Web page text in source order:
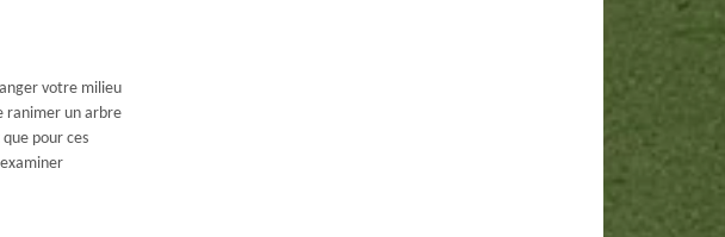
votre milieu
ranimer un arbre
pour ces